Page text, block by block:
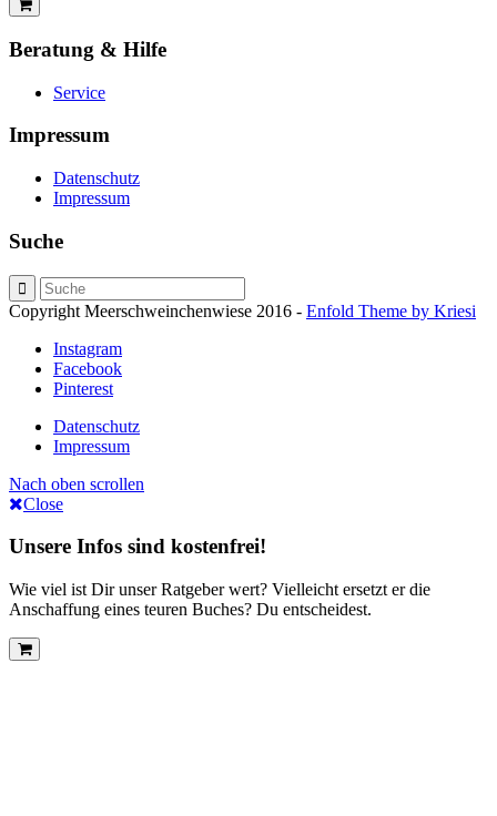
Beratung & Hilfe
Service
Impressum
Datenschutz
Impressum
Suche
Copyright Meerschweinchenwiese 2016 - Enfold Theme by Kriesi
Instagram
Facebook
Pinterest
Datenschutz
Impressum
Nach oben scrollen
Close
Unsere Infos sind kostenfrei!
Wie viel ist Dir unser Ratgeber wert? Vielleicht ersetzt er die
Anschaffung eines teuren Buches? Du entscheidest.